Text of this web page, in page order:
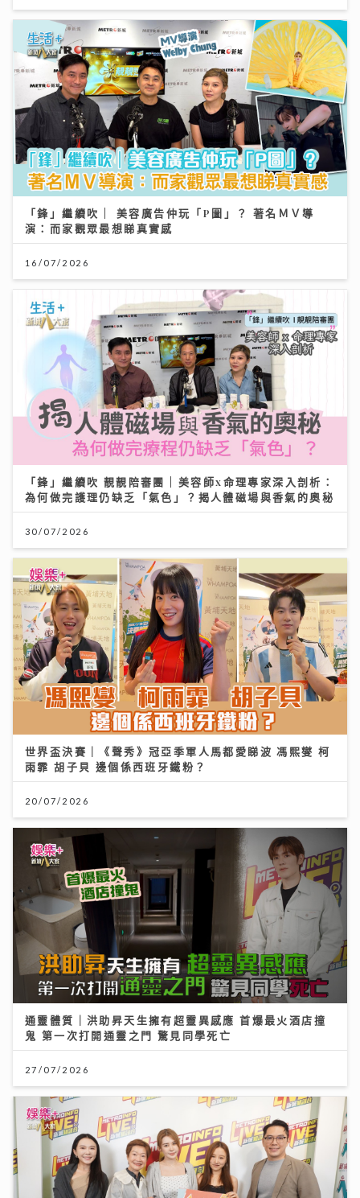
「鋒」繼續吹 | 美容廣告仲玩「P圖」？ 著名ＭＶ導
演：而家觀眾最想睇真實感
16/07/2026
「鋒」繼續吹 靚靚陪審團 | 美容師x命理專家深入剖析：
為何做完護理仍缺乏「氣色」？揭人體磁場與香氣的奧秘
30/07/2026
世界盃決賽｜《聲秀》冠亞季軍人馬都愛睇波 馮熙燮 柯
雨霏 胡子貝 邊個係西班牙鐵粉？
20/07/2026
通靈體質｜洪助昇天生擁有超靈異感應 首爆最火酒店撞
鬼 第一次打開通靈之門 驚見同學死亡
27/07/2026